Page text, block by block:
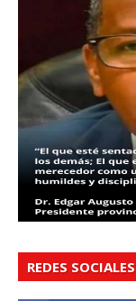
REDES SOCIALES